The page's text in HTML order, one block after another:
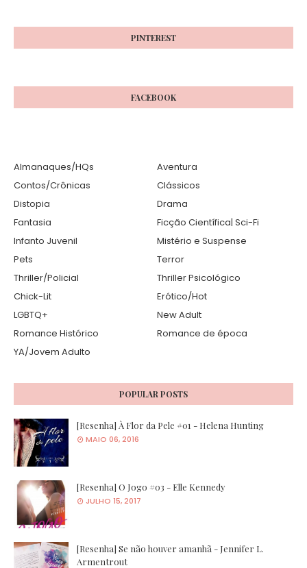
PINTEREST
FACEBOOK
Almanaques/HQs
Aventura
Contos/Crônicas
Clássicos
Distopia
Drama
Fantasia
Ficção Científica| Sci-Fi
Infanto Juvenil
Mistério e Suspense
Pets
Terror
Thriller/Policial
Thriller Psicológico
Chick-Lit
Erótico/Hot
LGBTQ+
New Adult
Romance Histórico
Romance de época
YA/Jovem Adulto
POPULAR POSTS
[Resenha] À Flor da Pele #01 - Helena Hunting
MAIO 06, 2016
[Resenha] O Jogo #03 - Elle Kennedy
JULHO 15, 2017
[Resenha] Se não houver amanhã - Jennifer L.
Armentrout